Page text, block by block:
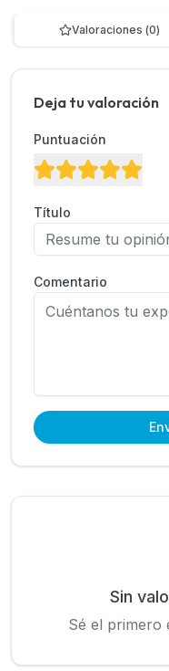
Valoraciones (0)
Deja tu valoración
Puntuación
Título
Comentario
Sin
Sé el primero